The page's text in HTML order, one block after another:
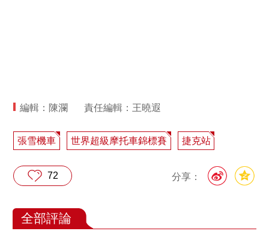
編輯：陳瀾 責任編輯：王曉遐
張雪機車 世界超級摩托車錦標賽 捷克站
分享：
72
全部評論